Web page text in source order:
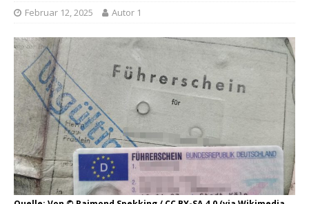
Februar 12, 2025 Autor 1